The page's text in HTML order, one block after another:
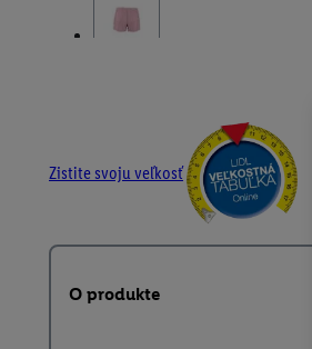
Zistite svoju veľkosť
O produkte